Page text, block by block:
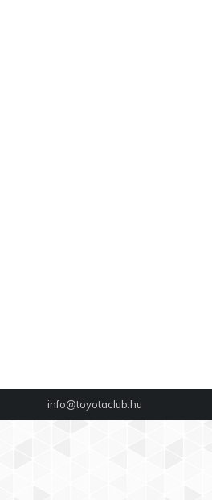
info@toyotaclub.hu